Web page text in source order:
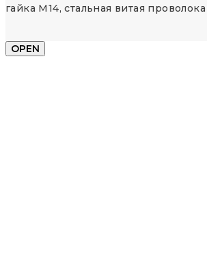
гайка М14, стальная витая
OPEN